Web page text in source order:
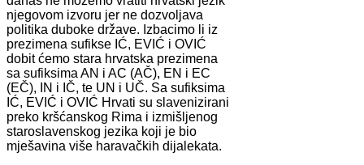
njegovom izvoru jer ne dozvoljava
politika duboke države. Izbacimo li iz
prezimena sufikse IĆ, EVIĆ i OVIĆ
dobit ćemo stara hrvatska prezimena
sa sufiksima AN i AC (AČ), EN i EC
(EČ), IN i IČ, te UN i UČ. Sa sufiksima
IĆ, EVIĆ i OVIĆ Hrvati su slavenizirani
preko kršćanskog Rima i izmišljenog
staroslavenskog jezika koji je bio
mješavina više haravačkih dijalekata.